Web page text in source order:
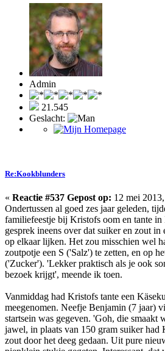
Admin
21.545
Geslacht:
Re:Kookblunders
« Reactie #537 Gepost op: 12 mei
Ondertussen al goed zes jaar geleden,
familiefeestje bij Kristofs oom en tante
gesprek ineens over dat suiker en zout in
op elkaar lijken. Het zou misschien wel
zoutpotje een S ('Salz') te zetten, en op
('Zucker'). 'Lekker praktisch als je ook
bezoek krijgt', meende ik toen.
Vanmiddag had Kristofs tante een
meegenomen. Neefje Benjamin (7 jaar)
startsein was gegeven. 'Goh, die smaakt
jawel, in plaats van 150 gram suiker had
zout door het deeg gedaan. Uit pure